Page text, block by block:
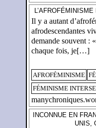
Il y a autant
afrodescendantes
demande souvent :
chaque fois, je[…]
AFROFÉMINISME
FÉMINISME
INCONNUE EN
UNIS,